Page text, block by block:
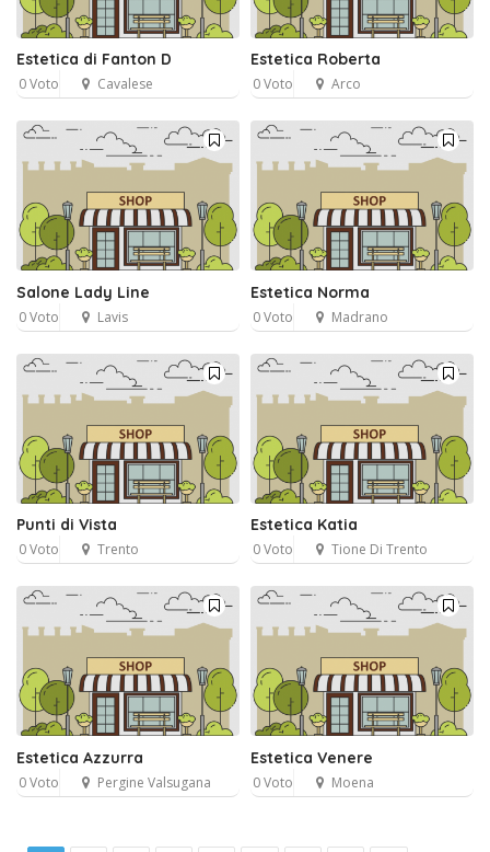
Estetica di Fanton D
0 Voto Cavalese
Estetica Roberta
0 Voto Arco
Salone Lady Line
0 Voto Lavis
Estetica Norma
0 Voto Madrano
Punti di Vista
0 Voto Trento
Estetica Katia
0 Voto Tione Di Trento
Estetica Azzurra
0 Voto Pergine Valsugana
Estetica Venere
0 Voto Moena